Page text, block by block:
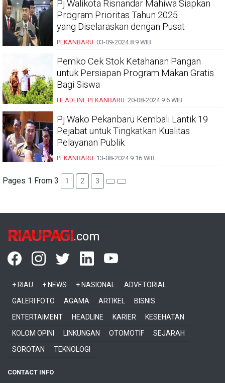
Pj Walikota Risnandar Mahiwa Siapkan
Program Prioritas Tahun 2025
yang Diselaraskan dengan Pusat
PEKANBARU 03-09-20248:9 WIB
Pemko Cek Stok Ketahanan Pangan
untuk Persiapan Program Makan Gratis
Bagi Siswa
HEADLINE PEKANBARU 20-08-20249:6 WIB
Pj Wako Pekanbaru Kembali Lantik 19
Pejabat untuk Tingkatkan Kualitas
Pelayanan Publik
PEKANBARU 13-08-20249:16 WIB
Pages 1 From 3 1 2 3
RIAUPAGI.com
+ RIAU + NEWS + NASIONAL
ADVETORIAL
GALERI FOTO
AGAMA ARTIKEL
BISNIS
ENTERTAIMENT
HEADLINE KARIER
KESEHATAN
KOLOM OPINI
LINKUNGAN OTOMOTIF
SEJARAH
SOROTAN
TEKNOLOGI
CONTACT INFO